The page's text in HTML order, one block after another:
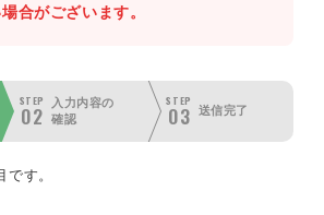
合がございます。
STEP
02
入力内容の
確認
STEP
03 送信完了
です。